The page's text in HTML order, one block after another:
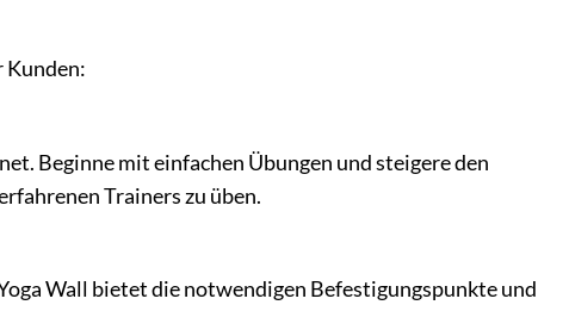
Kunden:
Beginne mit einfachen Übungen und steigere den
Trainers zu üben.
Wall bietet die notwendigen Befestigungspunkte und